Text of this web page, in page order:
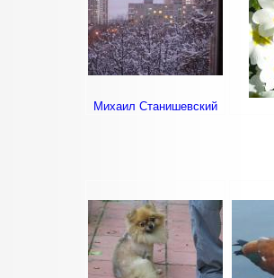
Михаил Станишевский